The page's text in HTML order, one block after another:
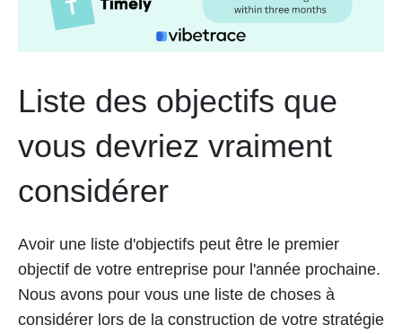
Liste des objectifs que
vous devriez vraiment
considérer
Avoir une liste d'objectifs peut être le premier
objectif de votre entreprise pour l'année prochaine.
Nous avons pour vous une liste de choses à
considérer lors de la construction de votre stratégie